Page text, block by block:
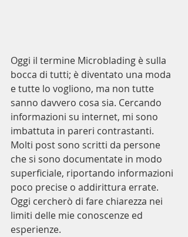
Oggi il termine Microblading è sulla
bocca di tutti; è diventato una moda
e tutte lo vogliono, ma non tutte
sanno davvero cosa sia. Cercando
informazioni su internet, mi sono
imbattuta in pareri contrastanti.
Molti post sono scritti da persone
che si sono documentate in modo
superficiale, riportando informazioni
poco precise o addirittura errate.
Oggi cercherò di fare chiarezza nei
limiti delle mie conoscenze ed
esperienze.